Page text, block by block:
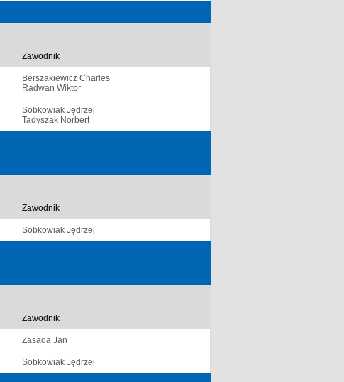
Zawodnik
Berszakiewicz Charles
Radwan Wiktor
Sobkowiak Jędrzej
Tadyszak Norbert
Zawodnik
Sobkowiak Jędrzej
Zawodnik
Zasada Jan
Sobkowiak Jędrzej